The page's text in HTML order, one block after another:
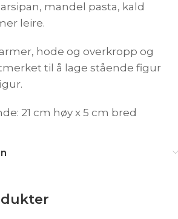
mandel pasta, kald
leire.
hode og overkropp og
til å lage stående figur
21 cm høy x 5 cm bred